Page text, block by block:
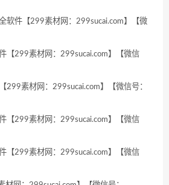
软件【299素材网：299sucai.com】【微
【299素材网：299sucai.com】【微信
299素材网：299sucai.com】【微信号：
【299素材网：299sucai.com】【微信
【299素材网：299sucai.com】【微信